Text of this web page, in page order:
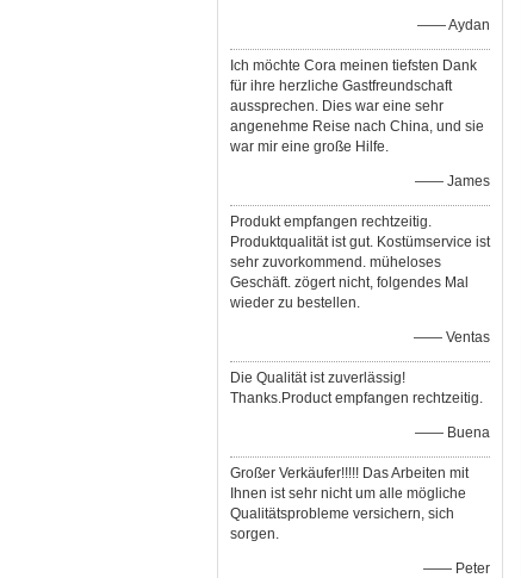
—— Aydan
Ich möchte Cora meinen tiefsten Dank
für ihre herzliche Gastfreundschaft
aussprechen. Dies war eine sehr
angenehme Reise nach China, und sie
war mir eine große Hilfe.
—— James
Produkt empfangen rechtzeitig.
Produktqualität ist gut. Kostümservice ist
sehr zuvorkommend. müheloses
Geschäft. zögert nicht, folgendes Mal
wieder zu bestellen.
—— Ventas
Die Qualität ist zuverlässig!
Thanks.Product empfangen rechtzeitig.
—— Buena
Großer Verkäufer!!!!! Das Arbeiten mit
Ihnen ist sehr nicht um alle mögliche
Qualitätsprobleme versichern, sich
sorgen.
—— Peter